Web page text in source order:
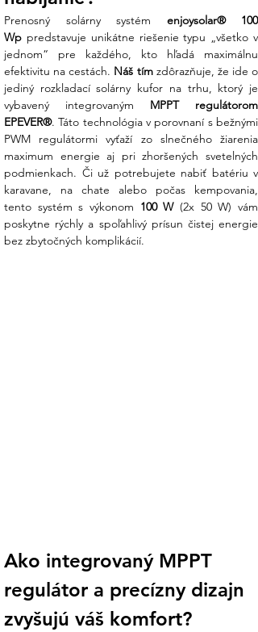
Odolnosť voči živlom: Certifikácia IP65
zaručuje odolnosť voči prachu a
striekajúcej vode (dažďu), takže sa
nemusíte báť používania v prírode.
Nízka hmotnosť: Váha iba 4,35 kg
nezaťaží vašu výbavu pri presunoch.
Široká kompatibilita: Ideálne riešenie pre
nabíjanie prenosných staníc DEDRA
(DEZS0300, DEZS0600) a iných
napájacích systémov s výkonom do
1000W.
Technická špecifikácia:
Parameter
Špecifikácia
Sú schopné generovať viac energie aj pri
slabšom slnečnom svetle, čo oceníte počas
zamračených dní v teréne.
Prenosný solárny systém enjoysolar® 100
Wp predstavuje unikátne riešenie typu „všetko v
jednom“ pre každého, kto hľadá maximálnu
efektivitu na cestách. Náš tím zdôrazňuje, že ide o
jediný rozkladací solárny kufor na trhu, ktorý je
vybavený integrovaným MPPT regulátorom
EPEVER®. Táto technológia v porovnaní s bežnými
PWM regulátormi vyťaží zo slnečného žiarenia
maximum energie aj pri zhoršených svetelných
podmienkach. Či už potrebujete nabiť batériu v
karavane, na chate alebo počas kempovania,
tento systém s výkonom 100 W (2x 50 W) vám
poskytne rýchly a spoľahlivý prísun čistej energie
bez zbytočných komplikácií.
Ako integrovaný MPPT
regulátor a precízny dizajn
zvyšujú váš komfort?